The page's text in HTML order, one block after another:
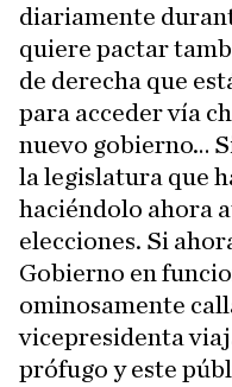
diariamente
quiere pactar
de derecha que
para acceder vía
nuevo gobierno…
la legislatura que
haciéndolo ahora
elecciones. Si
Gobierno en
ominosamente
vicepresidenta
prófugo y este